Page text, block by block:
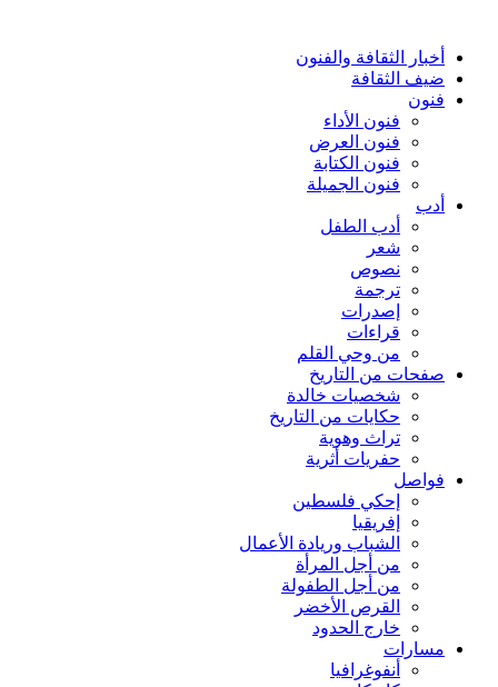
أخبار الثقافة والفنون
ضيف الثقافة
فنون
فنون الأداء
فنون العرض
فنون الكتابة
فنون الجميلة
أدب
أدب الطفل
شعر
نصوص
ترجمة
إصدرات
قراءات
من وحي القلم
صفحات من التاريخ
شخصيات خالدة
حكايات من التاريخ
تراث وهوية
حفريات أثرية
فواصل
إحكي فلسطين
إفريقيا
الشباب وريادة الأعمال
من أجل المرأة
من أجل الطفولة
القرص الأخضر
خارج الحدود
مسارات
أنفوغرافيا